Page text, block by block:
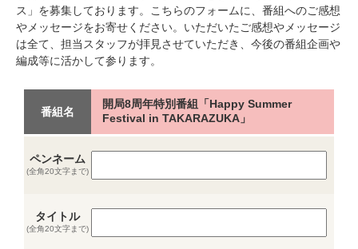
ス」を募集しております。こちらのフォームに、番組へのご感想
やメッセージをお寄せください。いただいたご感想やメッセージ
は全て、担当スタッフが拝見させていただき、今後の番組企画や
編成等に活かして参ります。
番組名
開局8周年特別番組「Happy Summer
Festival in TAKARAZUKA」
ペンネーム
(全角20文字まで)
タイトル
(全角20文字まで)